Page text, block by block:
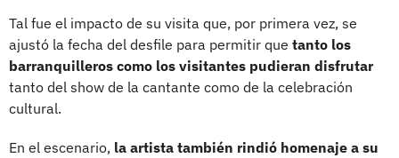
Tal fue el impacto de su visita que, por primera vez, se
ajustó la fecha del desfile para permitir que tanto los
barranquilleros como los visitantes pudieran disfrutar
tanto del show de la cantante como de la celebración
cultural.
En el escenario, la artista también rindió homenaje a su